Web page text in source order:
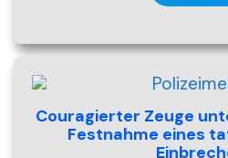
Couragierter Zeuge
Festnahme eines